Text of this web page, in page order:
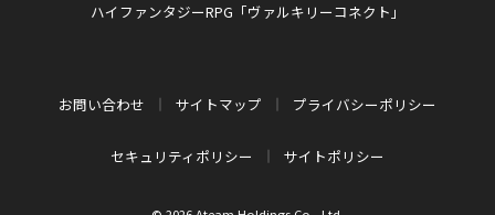
ハイファンタジーRPG「ヴァルキリーコネクト」
お問い合わせ サイトマップ プライバシーポリシー
セキュリティポリシー サイトポリシー